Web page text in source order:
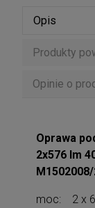
Opis
Produkty
Opinie o
Oprawa
2x576 lm
M1502008/
moc: 2 x